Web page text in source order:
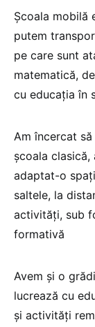
Școala mobilă
putem
pe care sunt
matematică,
cu educația în
Am încercat
școala
adaptat-o
saltele, la
activități, sub
formativă
Avem și o
lucrează cu
și activități